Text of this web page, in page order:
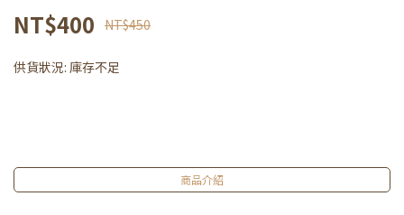
NT$400 NT$450
供貨狀況: 庫存不足
商品介紹